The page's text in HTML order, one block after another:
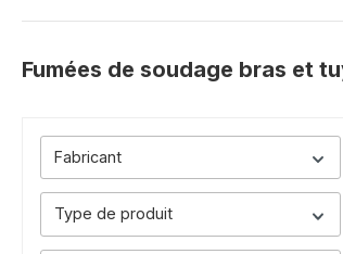
Fumées de soudage bras et
Fabricant
Type de produit